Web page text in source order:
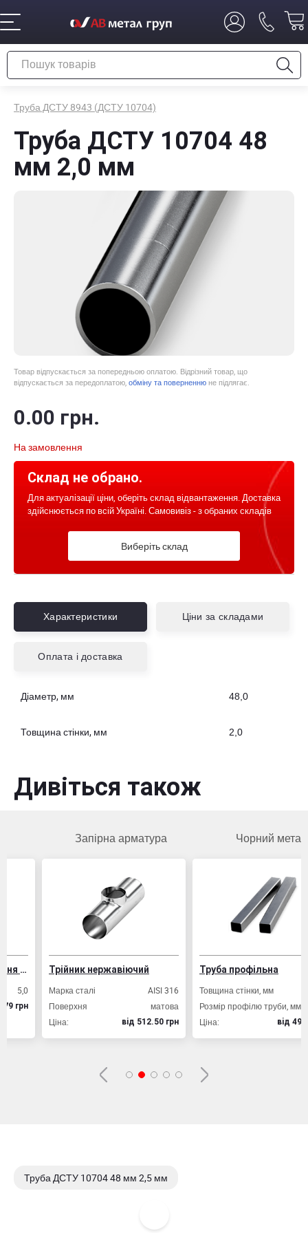
Труба ДСТУ 8943 (ДСТУ 10704)
Труба ДСТУ 10704 48
мм 2,0 мм
Товар відпускається за попередньою оплатою. Відрізний товар, що
відпускається за передоплатою, обміну та поверненню не підлягає.
0.00 грн.
На замовлення
Склад не обрано.
Для актуалізації ціни, оберіть склад відвантаження. Доставка
здійснюється по всій Україні. Самовивіз - з обраних складів
Виберіть склад
Характеристики Ціни за складами
Оплата і доставка
Діаметр, мм 48,0
Товщина стінки, мм 2,0
Дивіться також
Запірна арматура
Трійник нержавіючий
Марка сталі
AISI 316
Поверхня
матова
вiд 512.50 грн
Чорний метал
Труба профільна
Товщина стінки, мм
Розмір профілю труби, мм 20х20
Ціна:
вiд 49.80 грн
Труба ДСТУ 10704 48 мм 2,5 мм